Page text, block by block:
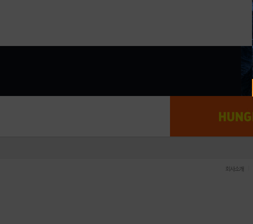
회사소개